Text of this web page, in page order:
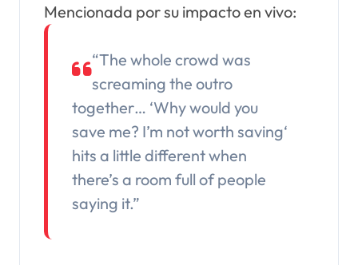
Mencionada por su impacto en vivo:
“The whole crowd was
screaming the outro
together… ‘Why would you
save me? I’m not worth saving‘
hits a little different when
there’s a room full of people
saying it.”